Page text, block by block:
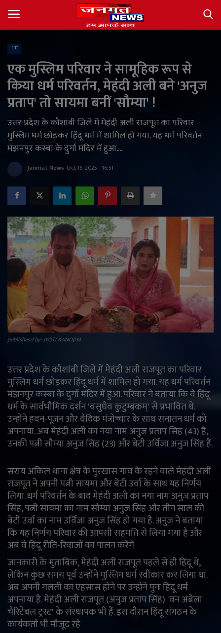
About
देश
अंतर्राष्ट्रीय
राज्य
खेल
राजनीति
मनोरंजन
अपराध
ज्योतिष
वीडियो
व्यापार
टेक्नोलॉजी
ई-पेपर
Language
धर्म
एक मुस्लिम परिवार ने सामूहिक रूप से
किया धर्म परिवर्तन, मेहंदी अली बने 'अनुज
प्रताप' तो सायमा बनीं 'सौम्या' !
उत्तर प्रदेश के कौशांबी जिले में मेहंदी अली राजपूत का परिवार
मुस्लिम धर्म छोड़कर हिंदू धर्म में शामिल हो गया. यह धर्म परिवर्तन
मंझनपुर कस्बा के दुर्गा मंदिर में हुआ....
Janmat News Oct 16, 2025 - 16:51
publishesd by- JYOTI KANOJIYA
उत्तर प्रदेश के कौशांबी जिले में मेहंदी अली राजपूत का परिवार
मुस्लिम धर्म छोड़कर हिंदू धर्म में शामिल हो गया. यह धर्म परिवर्तन
मंझनपुर कस्बा के दुर्गा मंदिर में हुआ. परिवार ने बताया कि वे हिंदू
धर्म के सार्वभौमिक दर्शन 'वसुधैव कुटुम्बकम्' से प्रभावित थे.
उन्होंने हवन-पूजन और वैदिक मंत्रोच्चार के साथ सनातन धर्म को
अपनाया. अब मेहंदी अली का नया नाम अनुज प्रताप सिंह (43) है,
उनकी पत्नी सौम्या अनुज सिंह (23) और बेटी उर्विजा अनुज सिंह हैं.
सराय अकिल थाना क्षेत्र के पुरखास गांव के रहने वाले मेहंदी अली
राजपूत ने अपनी पत्नी सायमा और बेटी उर्वा के साथ यह निर्णय
लिया. धर्म परिवर्तन के बाद मेहंदी अली का नया नाम अनुज प्रताप
सिंह, पत्नी सायमा का नाम सौम्या अनुज सिंह और तीन साल की
बेटी उर्वा का नाम उर्विजा अनुज सिंह हो गया है. अनुज ने बताया
कि यह निर्णय परिवार की आपसी सहमति से लिया गया है और
अब वे हिंदू रीति-रिवाजों का पालन करेंगे
जानकारी के मुताबिक, मेहंदी अली राजपूत पहले से ही हिंदू थे,
लेकिन कुछ समय पूर्व उन्होंने मुस्लिम धर्म स्वीकार कर लिया था.
अब अपनी गलती का एहसास होने पर उन्होंने पुनः हिंदू धर्म
अपनाया है. मेहंदी अली राजपूत (अनुज प्रताप सिंह) 'वन अंब्रेला
चैरिटेबल ट्रस्ट' के संस्थापक भी हैं. इस दौरान हिंदू संगठन के
कार्यकर्ता भी मौजूद रहे